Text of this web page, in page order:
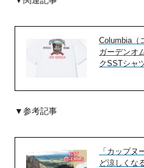
Columbia（
ガーデンオ
クSSTシャ
▼参考記事
「カップヌ
ど涼しくな